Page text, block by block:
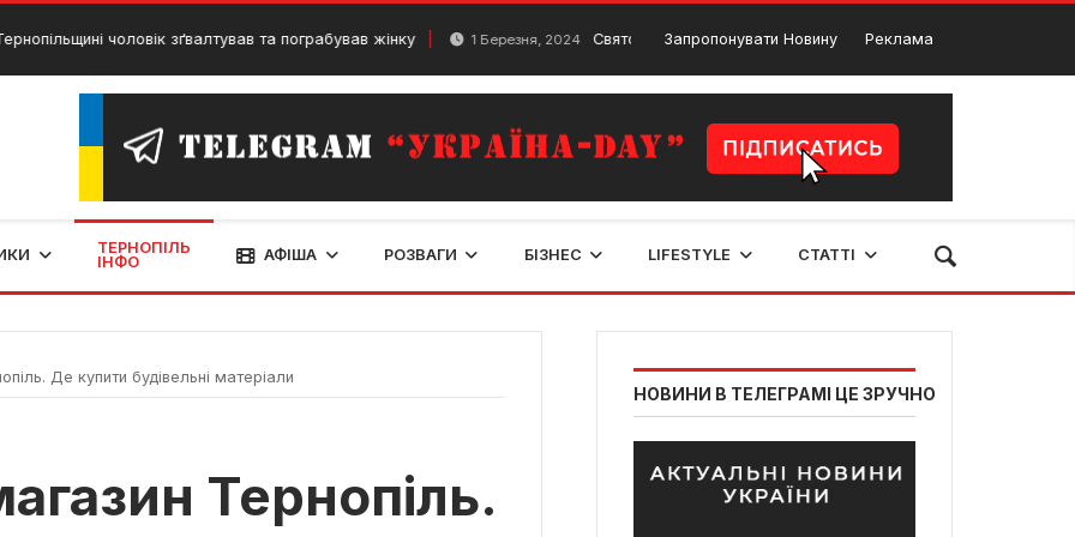
чоловік зґвалтував та пограбував жінку 1 Березня, 2024 Свято-Успенська Почаївська лавра: історія та цікаві факти
Запропонувати Новину Реклама
ТЕРНОПІЛЬ
ІНФО
АФІША РОЗВАГИ БІЗНЕС LIFESTYLE СТАТТІ
Де купити будівельні матеріали
Тернопіль.
НОВИНИ В ТЕЛЕГРАМІ ЦЕ ЗРУЧНО